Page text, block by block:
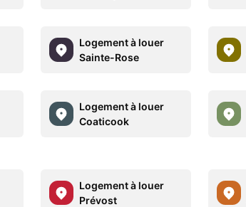
Logement à louer
Sainte-Rose
Logement à louer
Coaticook
Logement à louer
Prévost